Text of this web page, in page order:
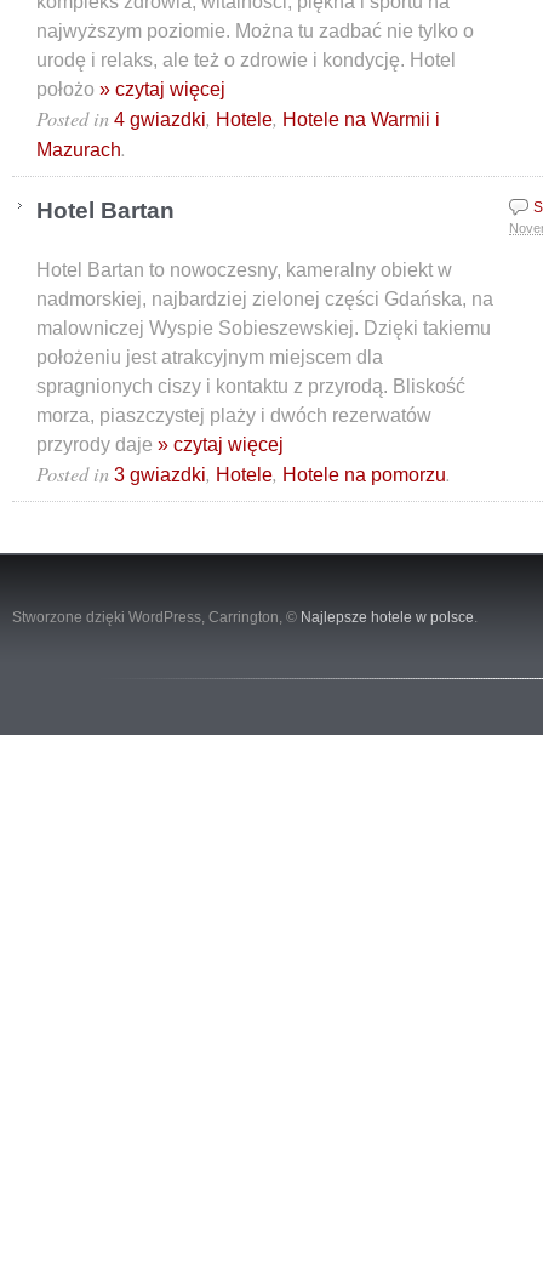
najwyższym poziomie. Można tu zadbać nie tylko o
urodę i relaks, ale też o zdrowie i kondycję. Hotel
położo » czytaj więcej
Posted in 4 gwiazdki, Hotele, Hotele na Warmii i
Mazurach.
Hotel Bartan
Hotel Bartan to nowoczesny, kameralny obiekt w
nadmorskiej, najbardziej zielonej części Gdańska, na
malowniczej Wyspie Sobieszewskiej. Dzięki takiemu
położeniu jest atrakcyjnym miejscem dla
spragnionych ciszy i kontaktu z przyrodą. Bliskość
morza, piaszczystej plaży i dwóch rezerwatów
przyrody daje » czytaj więcej
Posted in 3 gwiazdki, Hotele, Hotele na pomorzu.
Stworzone dzięki WordPress, Carrington, © Najlepsze hotele w polsce.